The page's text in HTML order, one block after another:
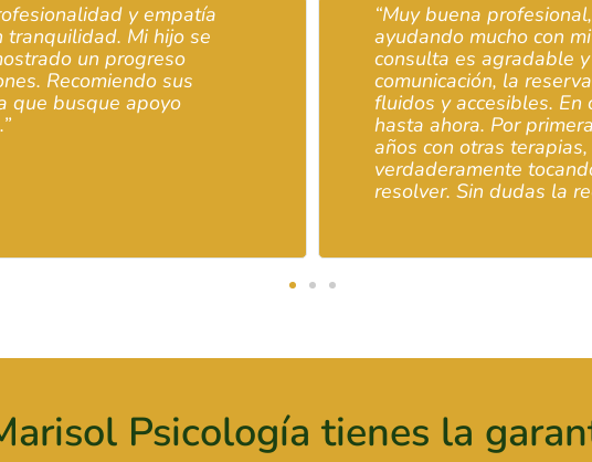
y empatía
Mi hijo se
progreso
sus
apoyo
“Muy buena profesional, amable
ayudando mucho con mi proceso
consulta es agradable y muy
comunicación, la reserva de citas
fluidos y accesibles. En cuanto a
hasta ahora. Por primera vez,
años con otras terapias, siento
verdaderamente tocando los
resolver. Sin dudas la
Psicología tienes la